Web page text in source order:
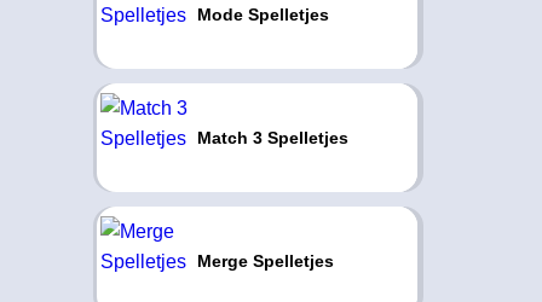
Mode Spelletjes
Match 3 Spelletjes
Merge Spelletjes